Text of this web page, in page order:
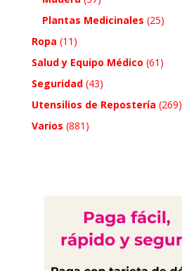
Plantas Medicinales (25)
Ropa (11)
Salud y Equipo Médico (61)
Seguridad (43)
Utensilios de Repostería (269)
Varios (881)